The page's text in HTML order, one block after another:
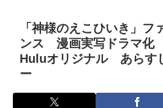
「神様のえこひいき」フ
ンス 漫画実写ドラマ
Huluオリジナル あらす
ー